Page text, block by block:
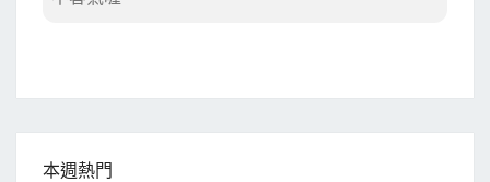
本週熱門